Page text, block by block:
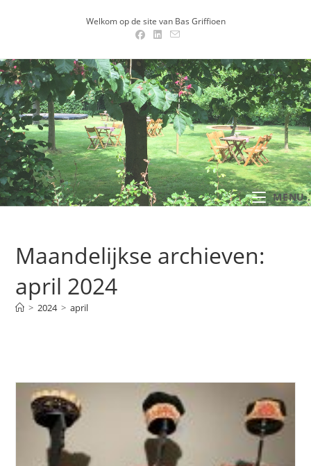
Welkom op de site van Bas Griffioen
MENU .
Maandelijkse archieven:
april 2024
> 2024 > april